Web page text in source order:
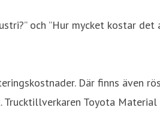
och ”Hur mycket kostar
Där finns även
Toyota